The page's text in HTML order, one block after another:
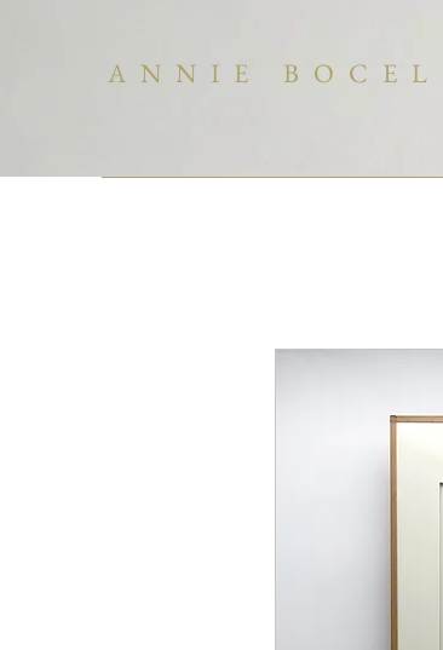
ANNIE BOCEL